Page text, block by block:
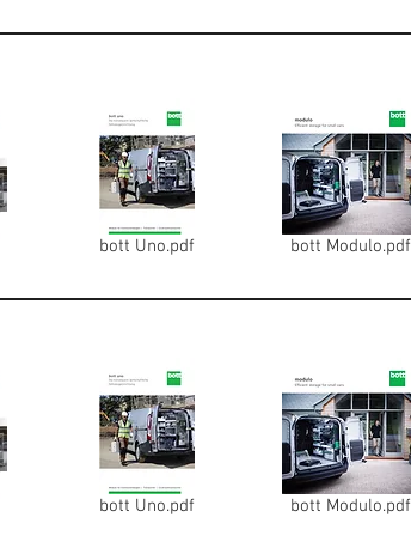
bott Uno.pdf bott Modulo.pdf
bott Uno.pdf bott Modulo.pdf